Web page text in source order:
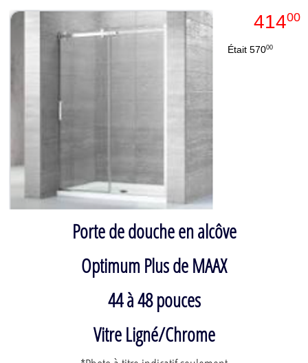
41400
Était 57000
Porte de douche en alcôve
Optimum Plus de MAAX
44 à 48 pouces
Vitre Ligné/Chrome